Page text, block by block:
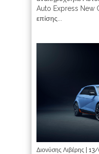
Auto Express New
επίσης...
Διονύσης Λιβέρης |